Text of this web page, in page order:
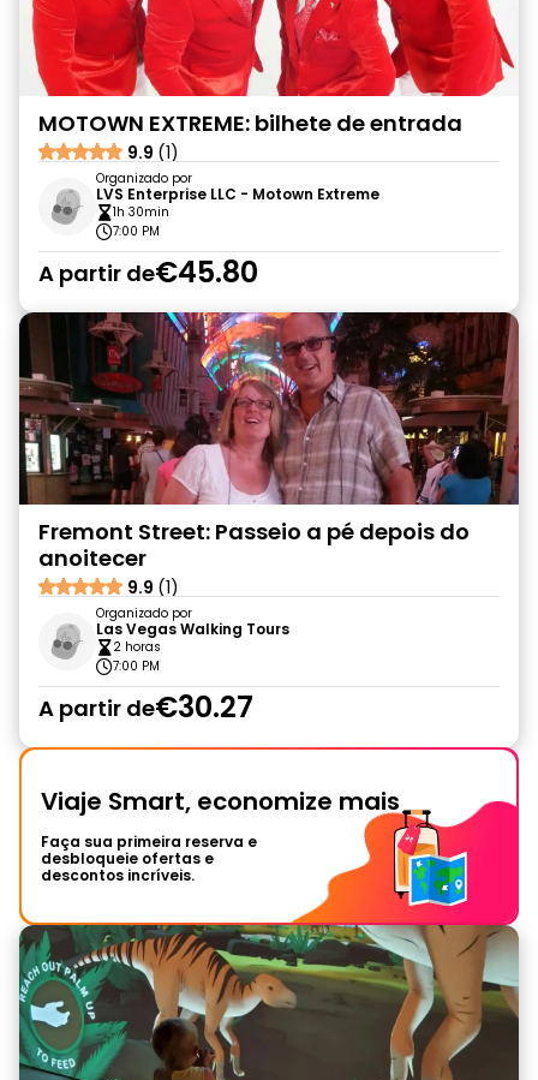
MOTOWN EXTREME: bilhete de entrada
9.9 (1)
Organizado por
LVS Enterprise LLC - Motown Extreme
1h 30min
7:00 PM
A partir de€45.80
Fremont Street: Passeio a pé depois do
anoitecer
9.9 (1)
Organizado por
Las Vegas Walking Tours
2 horas
7:00 PM
A partir de€30.27
Viaje Smart, economize mais
Faça sua primeira reserva e
desbloqueie ofertas e
descontos incríveis.